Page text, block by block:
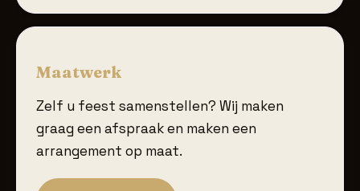
Maatwerk
Zelf u feest samenstellen? Wij maken
graag een afspraak en maken een
arrangement op maat.